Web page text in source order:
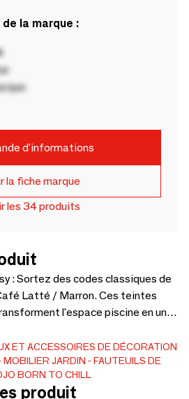
la marque :
d'informations
la fiche marque
les 34 produits
: Sortez des codes classiques de
Latté / Marron. Ces teintes
l'espace piscine en un
"Lounge". Parfait pour les fins de
coloris s'accorde magnifiquement
foncé ou les jardins très
de sophistication gourmande.
delà du style, la performance : sa
ET ACCESSOIRES DE DÉCORATION
MOBILIER JARDIN
FAUTEUILS DE
BORN TO CHILL
produit